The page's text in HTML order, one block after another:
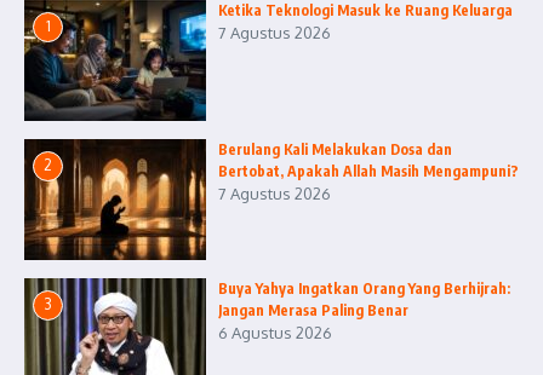
1
Ketika Teknologi Masuk ke Ruang Keluarga
7 Agustus 2026
2
Berulang Kali Melakukan Dosa dan
Bertobat, Apakah Allah Masih Mengampuni?
7 Agustus 2026
3
Buya Yahya Ingatkan Orang Yang Berhijrah:
Jangan Merasa Paling Benar
6 Agustus 2026